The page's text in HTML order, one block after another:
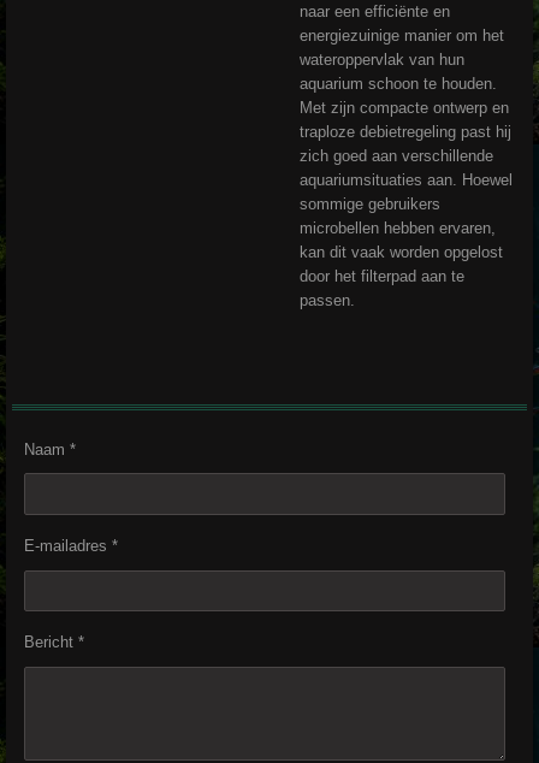
naar een efficiënte en
energiezuinige manier om het
wateroppervlak van hun
aquarium schoon te houden.
Met zijn compacte ontwerp en
traploze debietregeling past hij
zich goed aan verschillende
aquariumsituaties aan. Hoewel
sommige gebruikers
microbellen hebben ervaren,
kan dit vaak worden opgelost
door het filterpad aan te
passen.
Naam *
E-mailadres *
Bericht *